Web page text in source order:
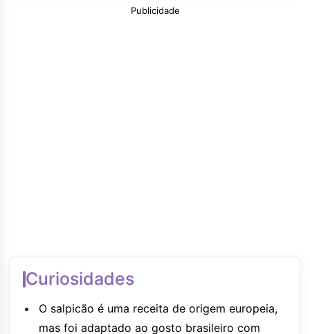
Publicidade
Curiosidades
O salpicão é uma receita de origem europeia,
mas foi adaptado ao gosto brasileiro com